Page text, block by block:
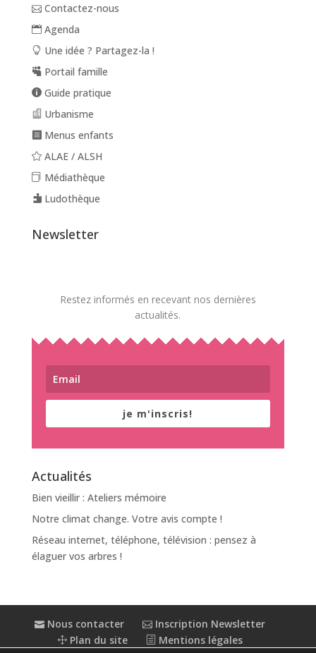
Contactez-nous
Agenda
Une idée ? Partagez-la !
Portail famille
Guide pratique
Urbanisme
Menus enfants
ALAE / ALSH
Médiathèque
Ludothèque
Newsletter
Restez informés en recevant nos dernières
actualités.
je m'inscris!
Actualités
Bien vieillir : Ateliers mémoire
Notre climat change. Votre avis compte !
Réseau internet, téléphone, télévision : pensez à
élaguer vos arbres !
Nous contacter
Inscription Newsletter
Plan du site
Mentions légales